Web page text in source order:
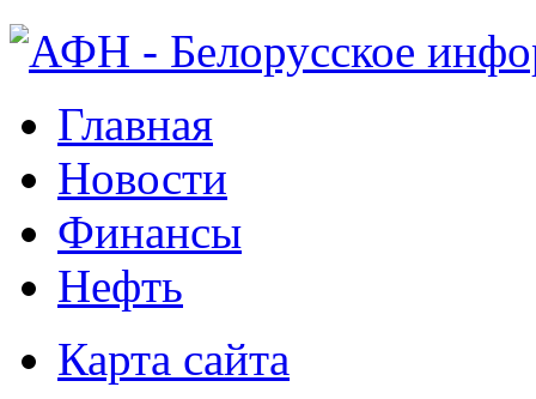
Главная
Новости
Финансы
Нефть
Карта сайта